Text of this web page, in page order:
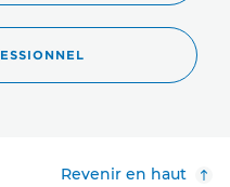
Revenir en haut